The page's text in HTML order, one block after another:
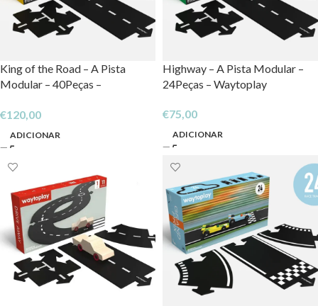
King of the Road – A Pista
Modular – 40Peças –
€120,00
ADICIONAR
Highway – A Pista Modular –
24Peças – Waytoplay
€75,00
ADICIONAR